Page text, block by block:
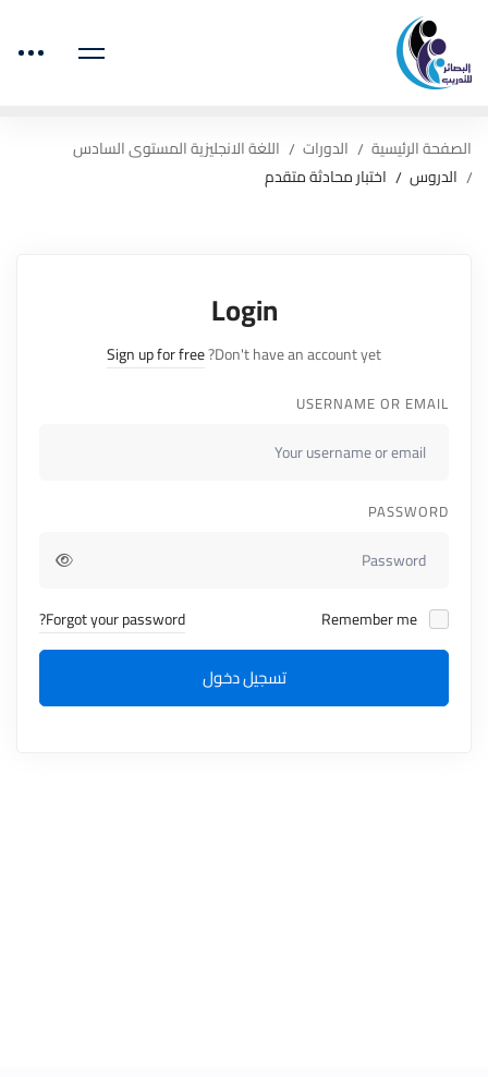
الصفحة الرئيسية الدورات
اللغة الانجليزية المستوى السادس
الدروس
اختبار محادثة متقدم
Login
Don't have an account yet?
Sign up for free
USERNAME OR EMAIL
PASSWORD
Forgot your password?
تسجيل دخول